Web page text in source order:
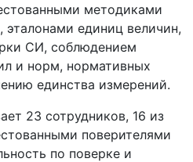
методиками
единиц величин,
СИ, соблюдением
и норм, нормативных
единства измерений.
23 сотрудников, 16 из
поверителями
по поверке и